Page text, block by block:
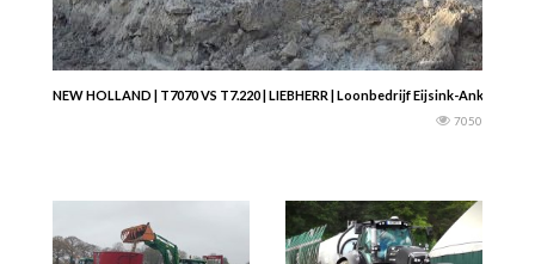
NEW HOLLAND | T7070 VS T7.220 | LIEBHERR | Loonbedrijf Eijsink-
7050